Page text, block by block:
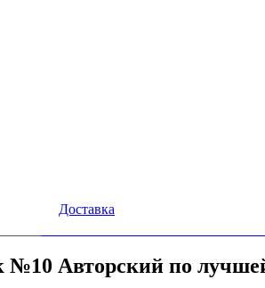
Доставка
№10 Авторский по